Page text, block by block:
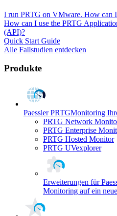
I run PRTG on VMware. How can I
How can I use the PRTG
(API)?
Quick Start Guide
Alle Fallstudien entdecken
Produkte
Paessler PRTGMonitoring
PRTG Network
PRTG Enterprise
PRTG Hosted Monitor
PRTG UVexplorer
Erweiterungen für
Monitoring auf ein